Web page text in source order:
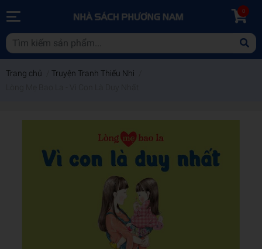
0
Trang chủ Truyện Tranh Thiếu Nhi